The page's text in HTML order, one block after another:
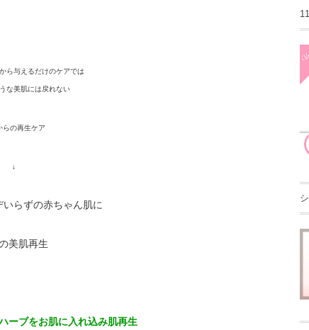
ら与えるだけのケアでは
な美肌には戻れない
らの再生ケア
↓
らずの赤ちゃん肌に
美肌再生
ーブをお肌に入れ込み肌再生